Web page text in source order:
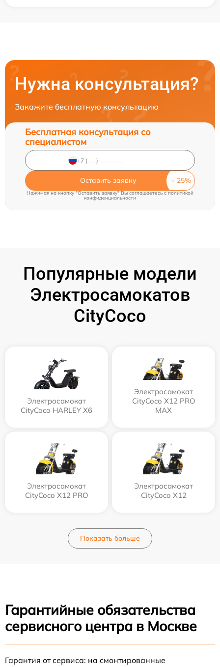
Нужна консультация?
Закажите бесплатную консультацию
Бесплатная консультация со
специалистом
Оставить заявку
Нажимая на кнопку "Оставить заявку" Вы соглашаетесь cполитикой
конфиденциальности
Популярные модели
Электросамокатов
CityCoco
Электросамокат
CityCoco HARLEY X6
Электросамокат
CityCoco X12 PRO
MAX
Электросамокат
CityCoco X12 PRO
Электросамокат
CityCoco X12
Показать больше
Гарантийные обязательства
сервисного центра в Москве
Гарантия от сервиса: на смонтированные